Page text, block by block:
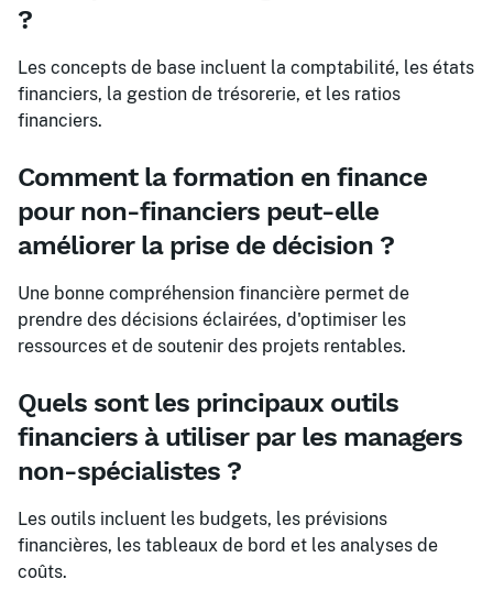
?
Les concepts de base incluent la comptabilité, les états
financiers, la gestion de trésorerie, et les ratios
financiers.
Comment la formation en finance
pour non-financiers peut-elle
améliorer la prise de décision ?
Une bonne compréhension financière permet de
prendre des décisions éclairées, d'optimiser les
ressources et de soutenir des projets rentables.
Quels sont les principaux outils
financiers à utiliser par les managers
non-spécialistes ?
Les outils incluent les budgets, les prévisions
financières, les tableaux de bord et les analyses de
coûts.